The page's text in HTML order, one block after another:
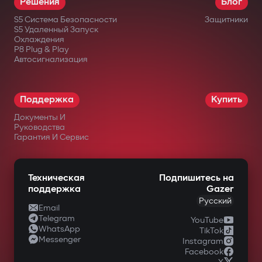
в официальных интернет-магазинах
Gazer;
в крупных сетях электроники;
в специализированных магазинах
автомобильной техники.
месяцев.
S5 Система Безопасности
S5 Удаленный Запуск
Охлаждения
P8 Plug & Play
Автосигнализация
Защитники
Поддержка
Документы И
Руководства
Гарантия И Сервис
Купить
Техническая
поддержка
Email
Telegram
WhatsApp
Messenger
Подпишитесь на
Gazer
Русский
YouTube
TikTok
Instagram
Facebook